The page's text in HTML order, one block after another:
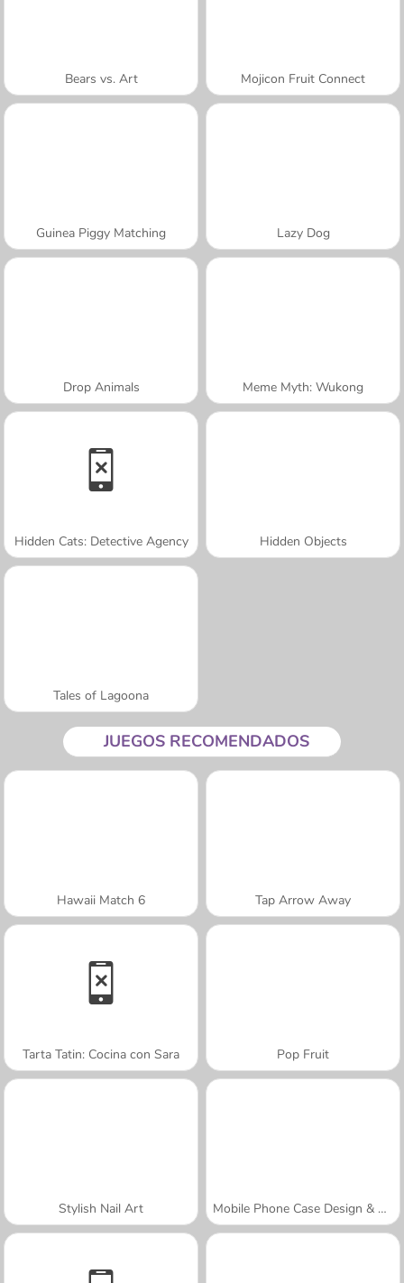
Bears vs. Art Mojicon Fruit Connect
Guinea Piggy Matching Lazy Dog
Drop Animals Meme Myth: Wukong
Hidden Cats: Detective Agency Hidden Objects
Tales of Lagoona
JUEGOS RECOMENDADOS
Hawaii Match 6 Tap Arrow Away
Tarta Tatin: Cocina con Sara Pop Fruit
Stylish Nail Art Mobile Phone Case Design & DIY